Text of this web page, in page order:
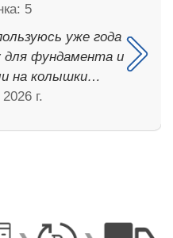
уже года
для фундамента и
на колышки…
г.